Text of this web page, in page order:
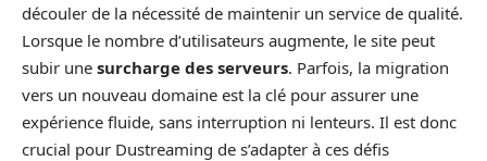
découler de la nécessité de maintenir un service de qualité.
Lorsque le nombre d’utilisateurs augmente, le site peut
subir une surcharge des serveurs. Parfois, la migration
vers un nouveau domaine est la clé pour assurer une
expérience fluide, sans interruption ni lenteurs. Il est donc
crucial pour Dustreaming de s’adapter à ces défis